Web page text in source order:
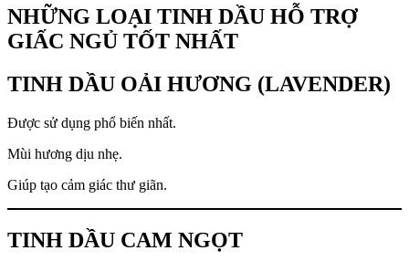
NHỮNG LOẠI TINH DẦU HỖ TRỢ
GIẤC NGỦ TỐT NHẤT
TINH DẦU OẢI HƯƠNG (LAVENDER)
Được sử dụng phổ biến nhất.
Mùi hương dịu nhẹ.
Giúp tạo cảm giác thư giãn.
TINH DẦU CAM NGỌT